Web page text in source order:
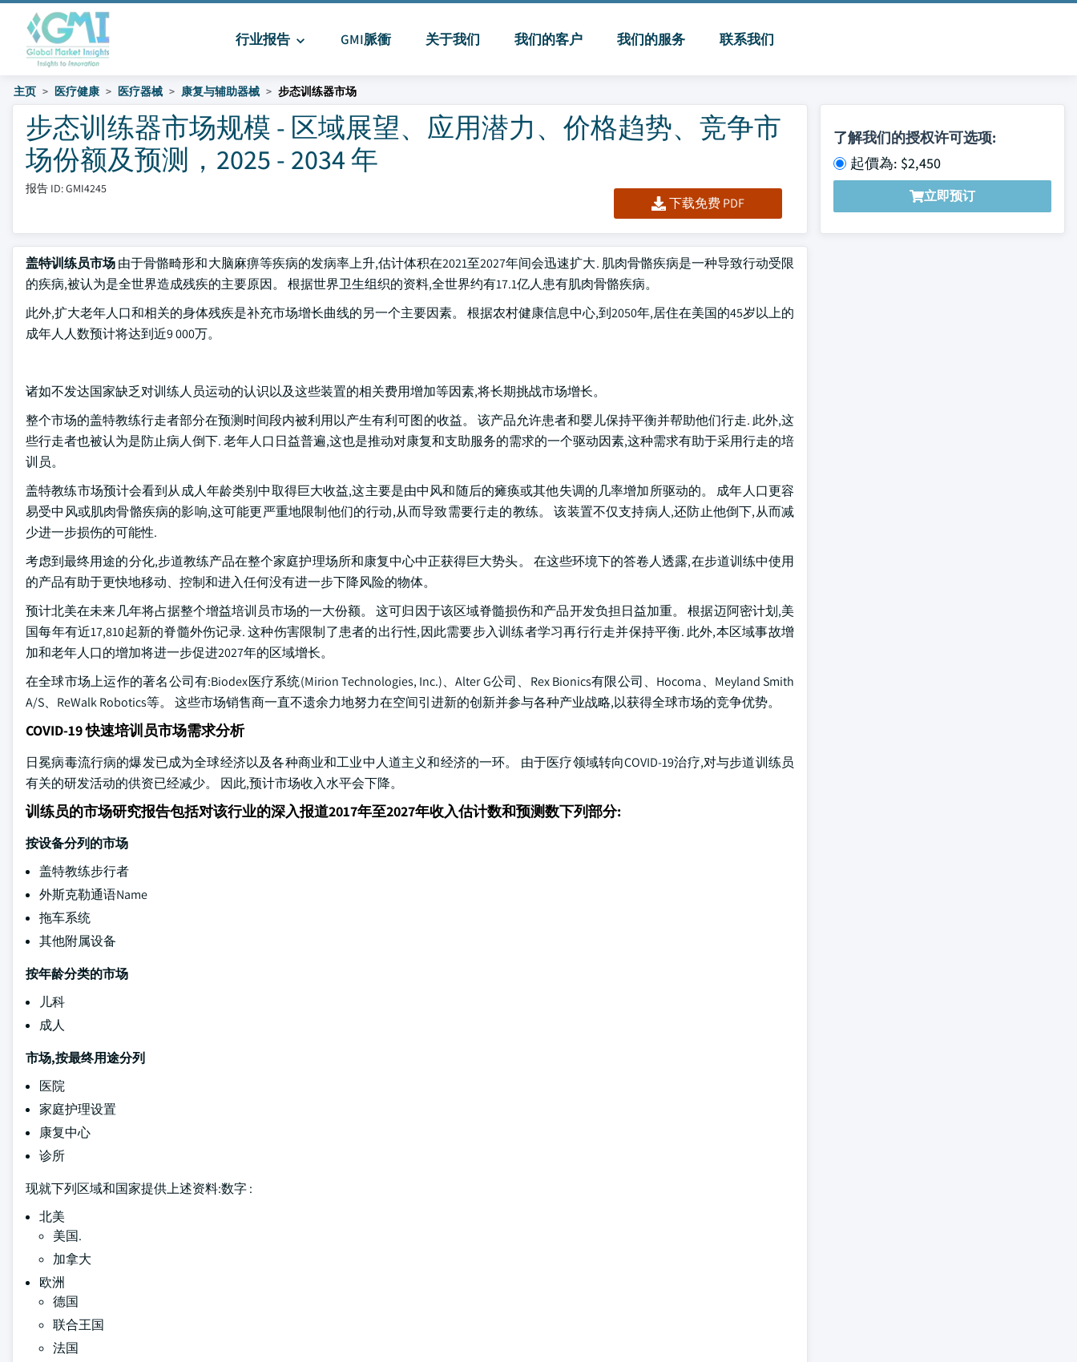
行业报告 GMI脈衝 关于我们 我们的客户 我们的服务 联系我们
主页 医疗健康 医疗器械 康复与辅助器械 步态训练器市场
步态训练器市场规模 - 区域展望、应用潜力、价格趋势、竞争市
场份额及预测，2025 - 2034 年
报告 ID: GMI4245
下载免费 PDF
了解我们的授权许可选项:
起價為: $2,450
立即预订
盖特训练员市场由于骨骼畸形和大脑麻痹等疾病的发病率上升,估计体积在2021至2027年间会迅速扩大. 肌肉骨骼疾病是一种导致行动受限
的疾病,被认为是全世界造成残疾的主要原因。 根据世界卫生组织的资料,全世界约有17.1亿人患有肌肉骨骼疾病。
此外,扩大老年人口和相关的身体残疾是补充市场增长曲线的另一个主要因素。 根据农村健康信息中心,到2050年,居住在美国的45岁以上的
成年人人数预计将达到近9 000万。
诸如不发达国家缺乏对训练人员运动的认识以及这些装置的相关费用增加等因素,将长期挑战市场增长。
整个市场的盖特教练行走者部分在预测时间段内被利用以产生有利可图的收益。 该产品允许患者和婴儿保持平衡并帮助他们行走. 此外,这
些行走者也被认为是防止病人倒下. 老年人口日益普遍,这也是推动对康复和支助服务的需求的一个驱动因素,这种需求有助于采用行走的培
训员。
盖特教练市场预计会看到从成人年龄类别中取得巨大收益,这主要是由中风和随后的瘫痪或其他失调的几率增加所驱动的。 成年人口更容
易受中风或肌肉骨骼疾病的影响,这可能更严重地限制他们的行动,从而导致需要行走的教练。 该装置不仅支持病人,还防止他倒下,从而减
少进一步损伤的可能性.
考虑到最终用途的分化,步道教练产品在整个家庭护理场所和康复中心中正获得巨大势头。 在这些环境下的答卷人透露,在步道训练中使用
的产品有助于更快地移动、控制和进入任何没有进一步下降风险的物体。
预计北美在未来几年将占据整个增益培训员市场的一大份额。 这可归因于该区域脊髓损伤和产品开发负担日益加重。 根据迈阿密计划,美
国每年有近17,810起新的脊髓外伤记录. 这种伤害限制了患者的出行性,因此需要步入训练者学习再行行走并保持平衡. 此外,本区域事故增
加和老年人口的增加将进一步促进2027年的区域增长。
在全球市场上运作的著名公司有:Biodex医疗系统(Mirion Technologies, Inc.)、Alter G公司、Rex Bionics有限公司、Hocoma、Meyland Smith
A/S、ReWalk Robotics等。 这些市场销售商一直不遗余力地努力在空间引进新的创新并参与各种产业战略,以获得全球市场的竞争优势。
COVID-19 快速培训员市场需求分析
日冕病毒流行病的爆发已成为全球经济以及各种商业和工业中人道主义和经济的一环。 由于医疗领域转向COVID-19治疗,对与步道训练员
有关的研发活动的供资已经减少。 因此,预计市场收入水平会下降。
训练员的市场研究报告包括对该行业的深入报道2017年至2027年收入估计数和预测数下列部分:
按设备分列的市场
盖特教练步行者
外斯克勒通语Name
拖车系统
其他附属设备
按年龄分类的市场
儿科
成人
市场,按最终用途分列
医院
家庭护理设置
康复中心
诊所
现就下列区域和国家提供上述资料:数字 :
北美
美国.
加拿大
欧洲
德国
联合王国
法国